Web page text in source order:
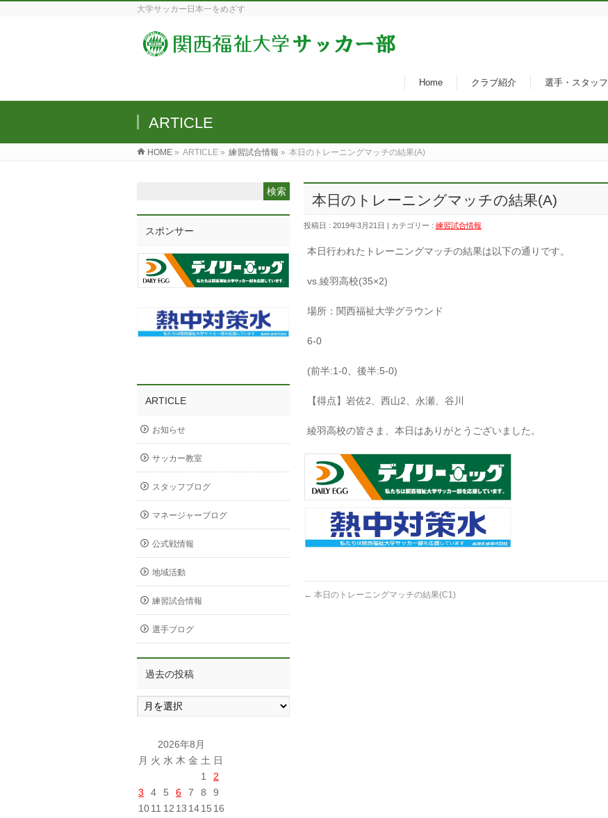
大学サッカー日本一をめざす
Home クラブ紹介 選手・スタッフ
ARTICLE
HOME » ARTICLE » 練習試合情報 » 本日のトレーニングマッチの結果(A)
本日のトレーニングマッチの結果(A)
投稿日 : 2019年3月21日 | カテゴリー : 練習試合情報
本日行われたトレーニングマッチの結果は以下の通りです。
vs.綾羽高校(35×2)
場所：関西福祉大学グラウンド
6-0
(前半:1-0、後半:5-0)
【得点】岩佐2、西山2、永瀬、谷川
綾羽高校の皆さま、本日はありがとうございました。
← 本日のトレーニングマッチの結果(C1)
スポンサー
ARTICLE
お知らせ
サッカー教室
スタッフブログ
マネージャーブログ
公式戦情報
地域活動
練習試合情報
選手ブログ
過去の投稿
過
去
2026年8月
月 火 水 木 金 土 日
1
2
3
4 5 6 7 8
9
1011 12 13 1415 16